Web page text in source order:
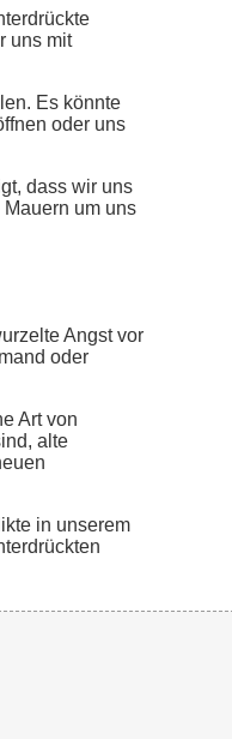
uns mit
Es könnte
oder uns
dass wir uns
um uns
Angst vor
oder
Art von
alte
in unserem